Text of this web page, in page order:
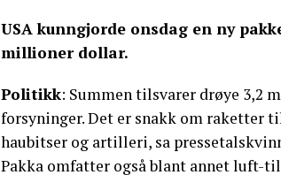
USA kunngjorde onsdag en ny
millioner dollar.
Politikk: Summen tilsvarer drøye 3,2
forsyninger. Det er snakk om raketter
haubitser og artilleri, sa
Pakka omfatter også blant annet luft-